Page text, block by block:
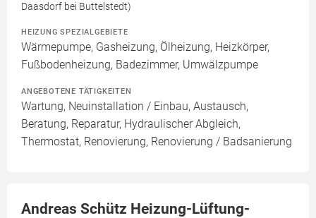
Daasdorf bei Buttelstedt)
HEIZUNG SPEZIALGEBIETE
Wärmepumpe, Gasheizung, Ölheizung, Heizkörper,
Fußbodenheizung, Badezimmer, Umwälzpumpe
ANGEBOTENE TÄTIGKEITEN
Wartung, Neuinstallation / Einbau, Austausch,
Beratung, Reparatur, Hydraulischer Abgleich,
Thermostat, Renovierung, Renovierung / Badsanierung
Andreas Schütz Heizung-Lüftung-